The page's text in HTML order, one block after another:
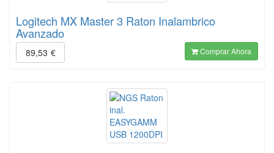
Logitech MX Master 3 Raton Inalambrico
Avanzado
89,53 € Comprar Ahora